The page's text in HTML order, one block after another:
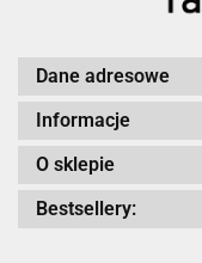
Dane adresowe
Informacje
O sklepie
Bestsellery: